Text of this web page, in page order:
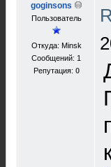
goginsons
Пользователь
Откуда: Minsk
Сообщений: 1
Репутация: 0